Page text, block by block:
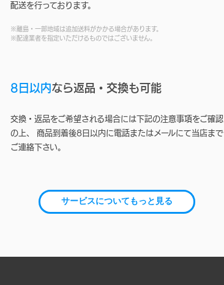
配送を行っております。
※離島・一部地域は追加送料がかかる場合があります。
※配達業者を指定いただけるものではございません。
8日以内なら返品・交換も可能
交換・返品をご希望される場合には下記の注意事項をご確認
の上、 商品到着後8日以内に電話またはメールにて当店まで
ご連絡下さい。
サービスについてもっと見る